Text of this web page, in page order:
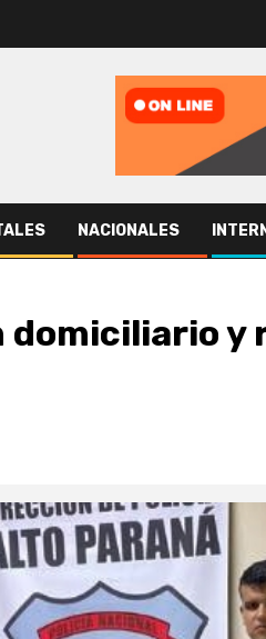
NACIONALES
y